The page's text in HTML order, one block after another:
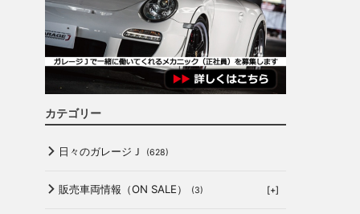
カテゴリー
日々のガレージＪ (628)
販売車両情報（ON SALE） (3) [+]